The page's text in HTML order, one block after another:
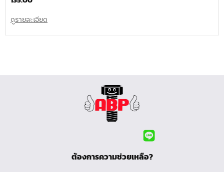
ดูรายละเอียด
ต้องการความช่วยเหลือ?